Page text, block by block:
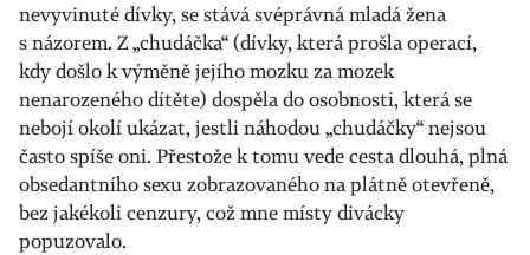
nevyvinuté dívky, se stává svéprávná mladá žena
s názorem. Z „chudáčka“ (dívky, která prošla operací,
kdy došlo k výměně jejího mozku za mozek
nenarozeného dítěte) dospěla do osobnosti, která se
nebojí okolí ukázat, jestli náhodou „chudáčky“ nejsou
často spíše oni. Přestože k tomu vede cesta dlouhá, plná
obsedantního sexu zobrazovaného na plátně otevřeně,
bez jakékoli cenzury, což mne místy divácky
popuzovalo.